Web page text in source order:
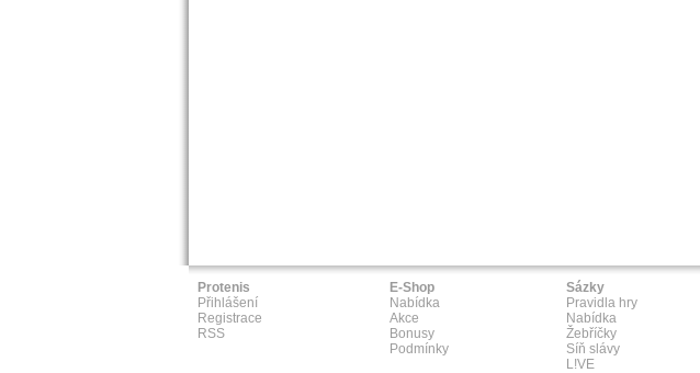
Protenis
Přihlášení
Registrace
RSS
E-Shop
Nabídka
Akce
Bonusy
Podmínky
Sázky
Pravidla hry
Nabídka
Žebříčky
Síň slávy
L!VE